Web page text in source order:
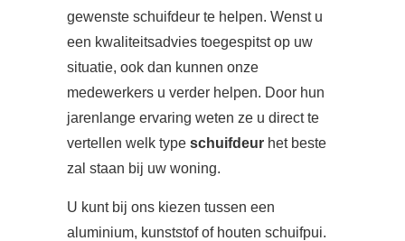
gewenste schuifdeur te helpen. Wenst u
een kwaliteitsadvies toegespitst op uw
situatie, ook dan kunnen onze
medewerkers u verder helpen. Door hun
jarenlange ervaring weten ze u direct te
vertellen welk type schuifdeur het beste
zal staan bij uw woning.
U kunt bij ons kiezen tussen een
aluminium, kunststof of houten schuifpui.